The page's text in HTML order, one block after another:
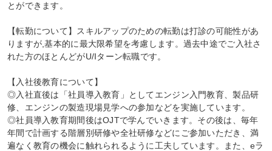
とができます。
【転勤について】スキルアップのための転勤は打診の可能性があ
りますが,基本的に最大限希望を考慮します。過去中途でご入社さ
れた方のほとんどがU/Iターン転職です。
【入社後教育について】
◎入社直後は「社員導入教育」としてエンジン入門教育、製品研
修、エンジンの製造現場見学への参加などを実施しています。
◎社員導入教育期間後はOJTで学んでいきます。その後は、毎年
年間で計画する階層別研修や全社研修などにご参加いただき、満
遍なく教育の機会に触れられるように工夫しています。また、eラ